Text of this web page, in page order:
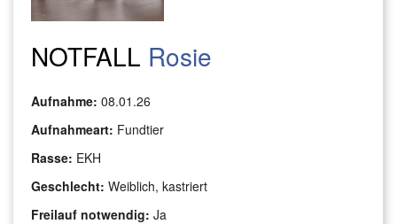
NOTFALL Rosie
Aufnahme: 08.01.26
Aufnahmeart: Fundtier
Rasse: EKH
Geschlecht: Weiblich, kastriert
Freilauf notwendig: Ja